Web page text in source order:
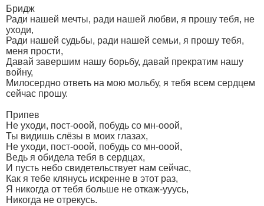
Бридж
Ради нашей мечты, ради нашей любви, я прошу тебя, не
уходи,
Ради нашей судьбы, ради нашей семьи, я прошу тебя,
меня прости,
Давай завершим нашу борьбу, давай прекратим нашу
войну,
Милосердно ответь на мою мольбу, я тебя всем сердцем
сейчас прошу.
Припев
Не уходи, пост-ооой, побудь со мн-ооой,
Ты видишь слёзы в моих глазах,
Не уходи, пост-ооой, побудь со мн-ооой,
Ведь я обидела тебя в сердцах,
И пусть небо свидетельствует нам сейчас,
Как я тебе клянусь искренне в этот раз,
Я никогда от тебя больше не откаж-ууусь,
Никогда не отрекусь.